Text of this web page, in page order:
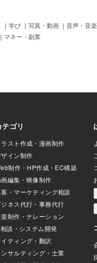
｜ 学び ｜ 写真・動画 ｜ 音声・音楽
｜ マネー・副業